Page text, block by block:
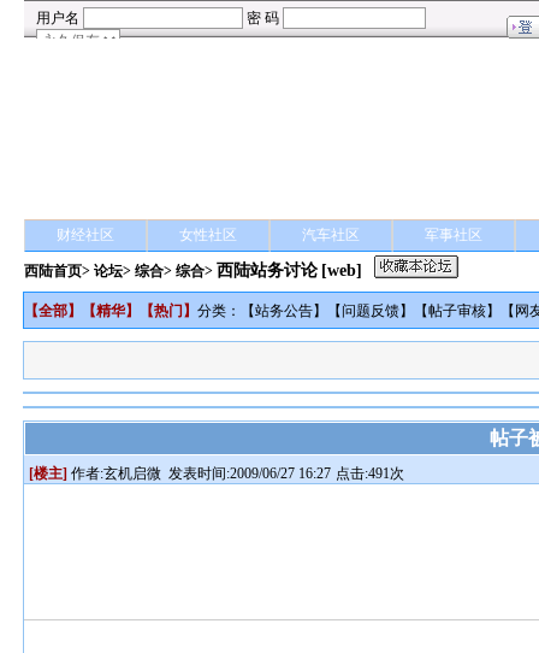
财经社区 女性社区 汽车社区 军事社区
西陆首页>论坛>综合> 综合> 西陆站务讨论 [web]
【全部】【精华】【热门 】分类：【站务公告】【问题反馈】【帖子审核】【 网
帖子
[楼主] 作者:玄机启微 发表时间:2009/06/27 16:27 点击:491次